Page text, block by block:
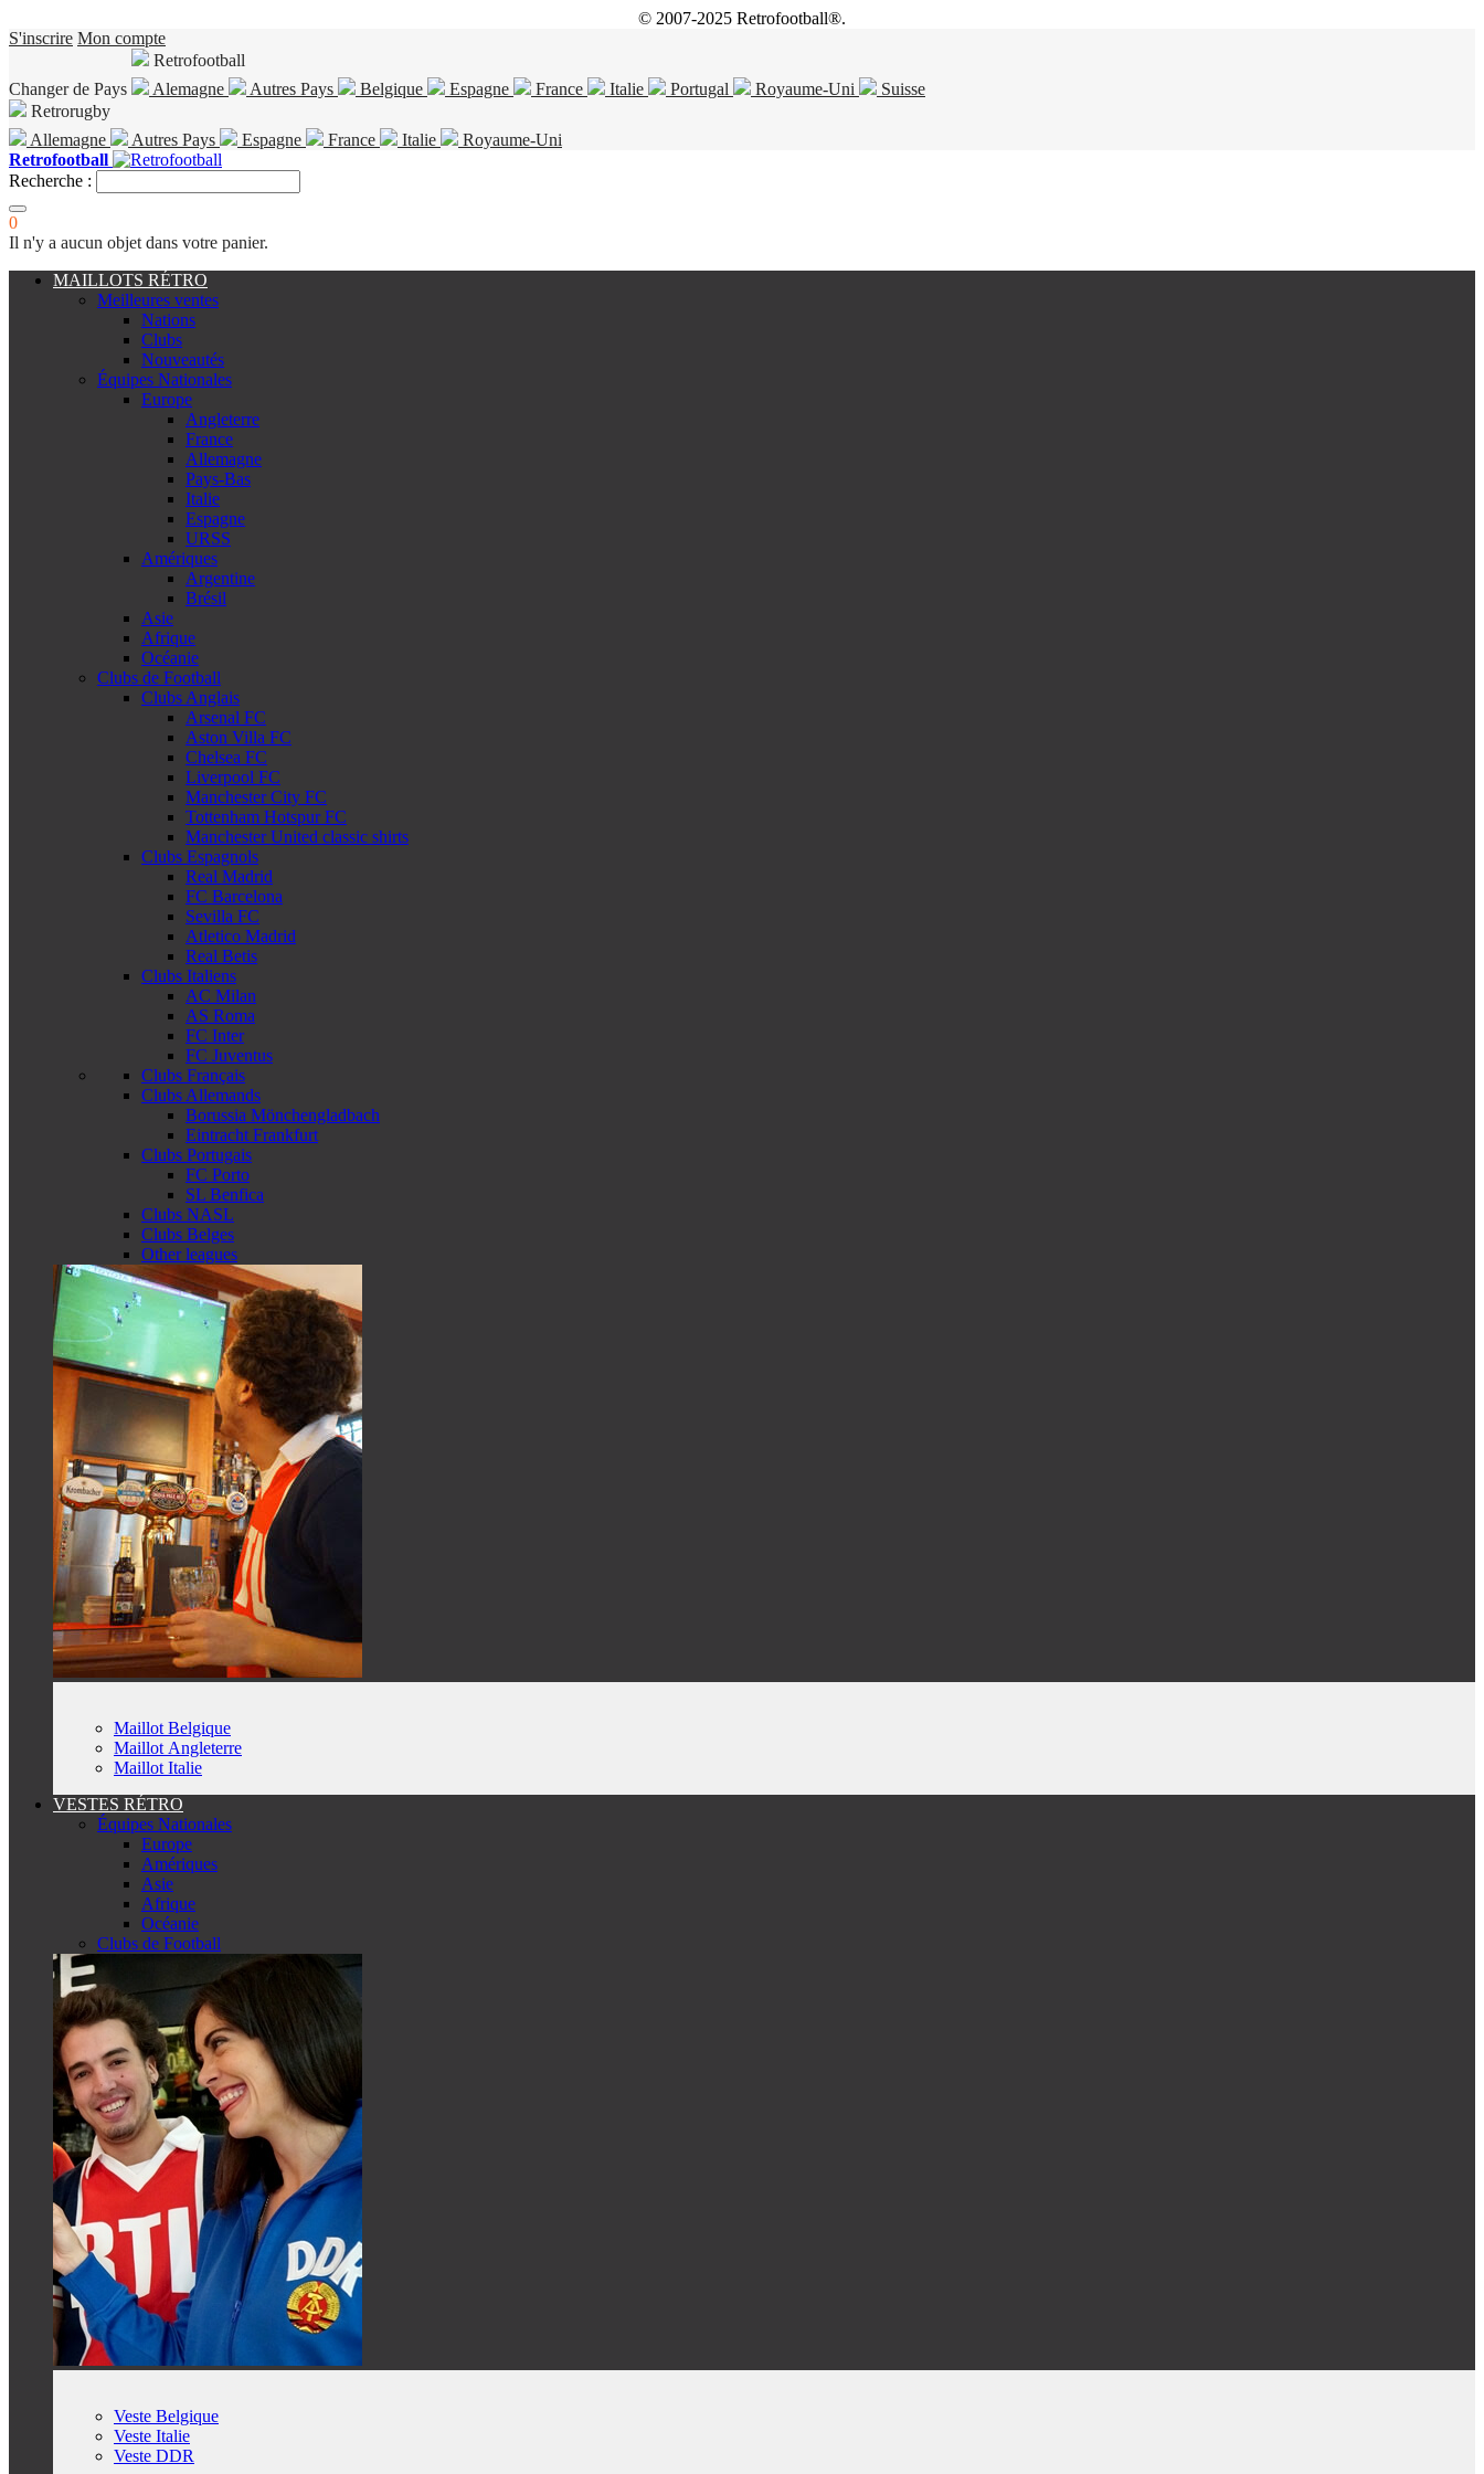
© 2007-2025 Retrofootball®.
S'inscrire Mon compte
Changer de Pays
Retrofootball
Alemagne
Autres Pays Belgique Espagne France Italie Portugal Royaume-Uni
Suisse
Retrorugby
Allemagne
Autres Pays Espagne France Italie
Royaume-Uni
Retrofootball
Recherche :
0
Il n'y a aucun objet dans votre panier.
MAILLOTS RÉTRO
Meilleures ventes
Nations
Clubs
Nouveautés
Équipes Nationales
Europe
Angleterre
France
Allemagne
Pays-Bas
Italie
Espagne
URSS
Amériques
Argentine
Brésil
Asie
Afrique
Océanie
Clubs de Football
Clubs Anglais
Arsenal FC
Aston Villa FC
Chelsea FC
Liverpool FC
Manchester City FC
Tottenham Hotspur FC
Manchester United classic shirts
Clubs Espagnols
Real Madrid
FC Barcelona
Sevilla FC
Atletico Madrid
Real Betis
Clubs Italiens
AC Milan
AS Roma
FC Inter
FC Juventus
Clubs Français
Clubs Allemands
Borussia Mönchengladbach
Eintracht Frankfurt
Clubs Portugais
FC Porto
SL Benfica
Clubs NASL
Clubs Belges
Other leagues
Maillot Belgique
Maillot Angleterre
Maillot Italie
VESTES RÉTRO
Équipes Nationales
Europe
Amériques
Asie
Afrique
Océanie
Clubs de Football
Veste Belgique
Veste Italie
Veste DDR